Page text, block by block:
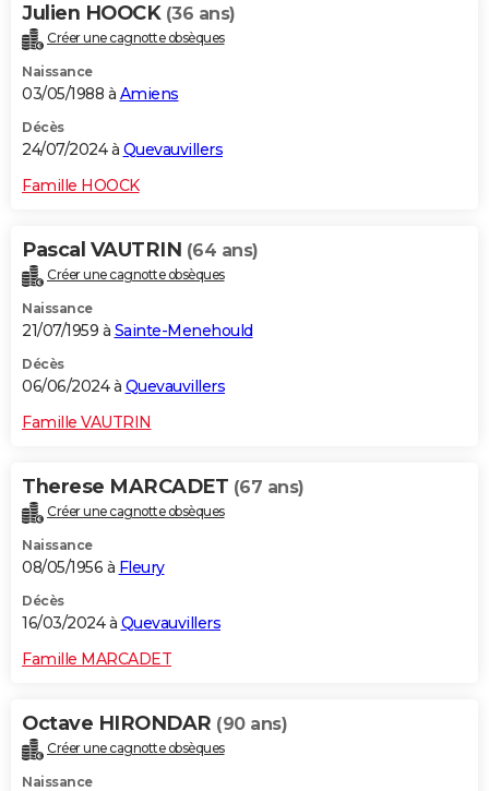
Julien HOOCK (36 ans)
Créer une cagnotte obsèques
Naissance
03/05/1988 à Amiens
Décès
24/07/2024 à Quevauvillers
Famille HOOCK
Pascal VAUTRIN (64 ans)
Créer une cagnotte obsèques
Naissance
21/07/1959 à Sainte-Menehould
Décès
06/06/2024 à Quevauvillers
Famille VAUTRIN
Therese MARCADET (67 ans)
Créer une cagnotte obsèques
Naissance
08/05/1956 à Fleury
Décès
16/03/2024 à Quevauvillers
Famille MARCADET
Octave HIRONDAR (90 ans)
Créer une cagnotte obsèques
Naissance